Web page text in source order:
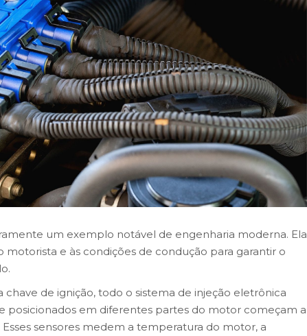
um exemplo notável de engenharia moderna. Ela
e às condições de condução para garantir o
de ignição, todo o sistema de injeção eletrônica
posicionados em diferentes partes do motor começam a
sensores medem a temperatura do motor, a